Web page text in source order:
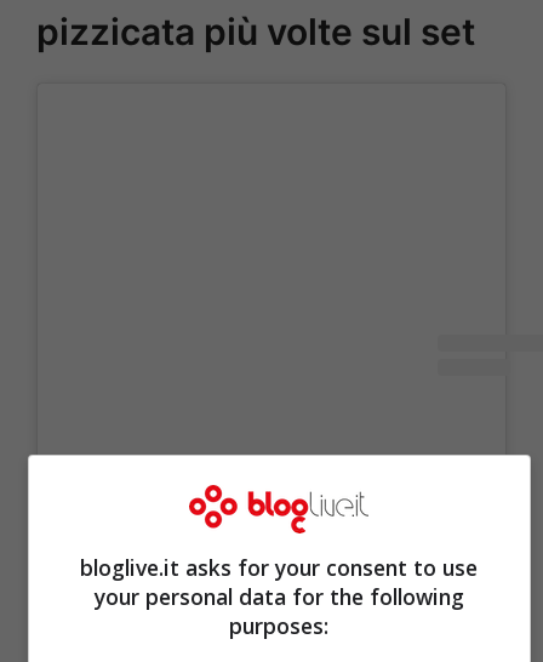
pizzicata più volte sul set
bloglive.it asks for your consent to use
your personal data for the following
purposes: